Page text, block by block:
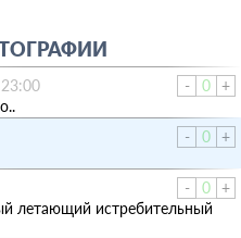
- 0 +
-
0 +
-
0 +
летающий истребительный